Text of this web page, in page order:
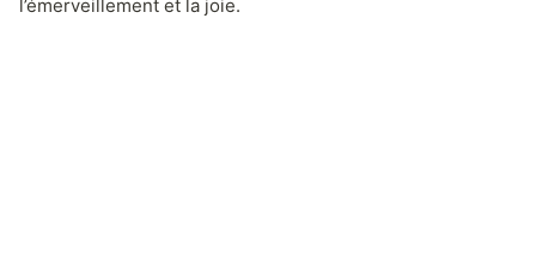
l’émerveillement et la joie.